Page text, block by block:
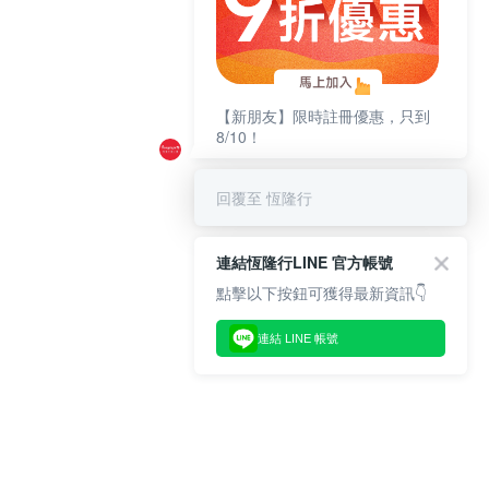
【新朋友】限時註冊優惠，只到
8/10！
回覆至 恆隆行
連結恆隆行LINE 官方帳號
點擊以下按鈕可獲得最新資訊👇
連結 LINE 帳號